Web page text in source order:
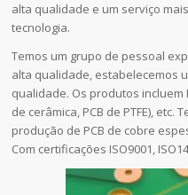
alta qualidade e um serviço
tecnologia.
Temos um grupo de pessoal
alta qualidade, estabelecemos
qualidade. Os produtos incluem
de cerâmica, PCB de PTFE),
produção de PCB de cobre
Com certificações ISO9001,